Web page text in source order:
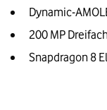
Dynamic-
200 MP
Snapdragon 8